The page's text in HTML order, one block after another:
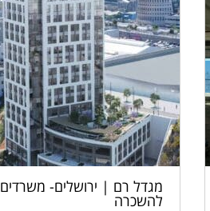
מגדל רם | ירושלים- משרדים
להשכרה